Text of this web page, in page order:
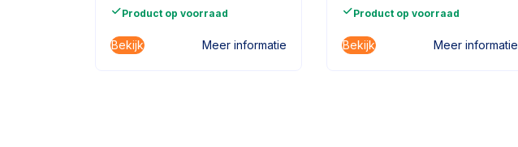
Product op voorraad
Bekijk Meer informatie
Product op voorraad
Bekijk Meer informatie